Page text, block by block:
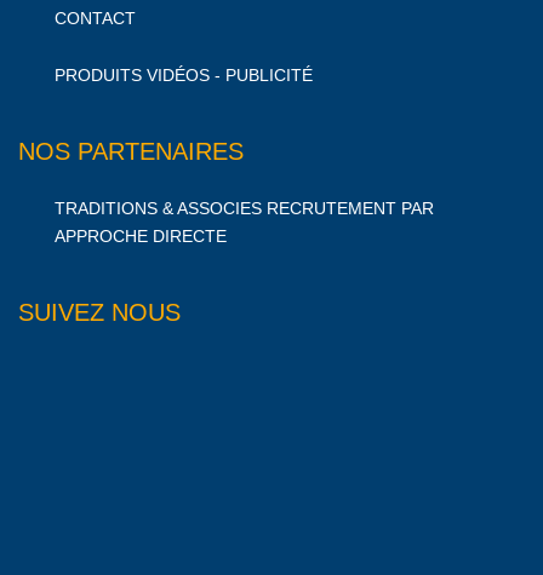
CONTACT
PRODUITS VIDÉOS - PUBLICITÉ
NOS PARTENAIRES
TRADITIONS & ASSOCIES RECRUTEMENT PAR
APPROCHE DIRECTE
SUIVEZ NOUS